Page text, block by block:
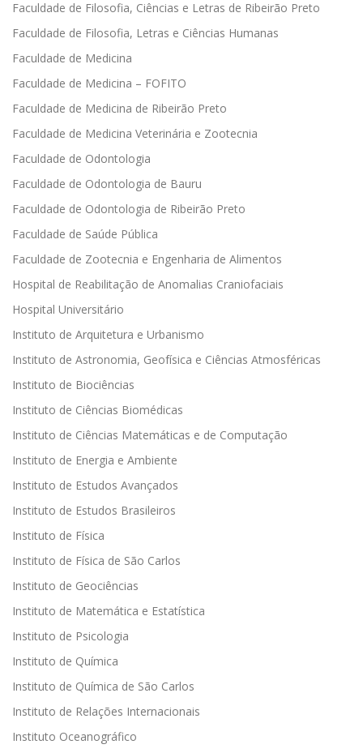
Faculdade de Filosofia, Ciências e Letras de Ribeirão Preto
Faculdade de Filosofia, Letras e Ciências Humanas
Faculdade de Medicina
Faculdade de Medicina – FOFITO
Faculdade de Medicina de Ribeirão Preto
Faculdade de Medicina Veterinária e Zootecnia
Faculdade de Odontologia
Faculdade de Odontologia de Bauru
Faculdade de Odontologia de Ribeirão Preto
Faculdade de Saúde Pública
Faculdade de Zootecnia e Engenharia de Alimentos
Hospital de Reabilitação de Anomalias Craniofaciais
Hospital Universitário
Instituto de Arquitetura e Urbanismo
Instituto de Astronomia, Geofísica e Ciências Atmosféricas
Instituto de Biociências
Instituto de Ciências Biomédicas
Instituto de Ciências Matemáticas e de Computação
Instituto de Energia e Ambiente
Instituto de Estudos Avançados
Instituto de Estudos Brasileiros
Instituto de Física
Instituto de Física de São Carlos
Instituto de Geociências
Instituto de Matemática e Estatística
Instituto de Psicologia
Instituto de Química
Instituto de Química de São Carlos
Instituto de Relações Internacionais
Instituto Oceanográfico